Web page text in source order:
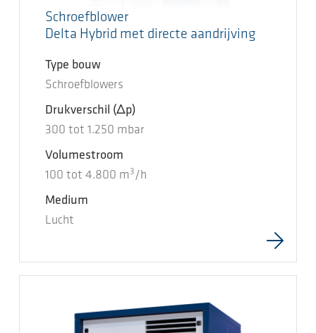
Schroefblower
Delta Hybrid met directe aandrijving
Type bouw
Schroefblowers
Drukverschil (Δp)
300 tot 1.250 mbar
Volumestroom
100 tot 4.800 m 3 /h
Medium
Lucht